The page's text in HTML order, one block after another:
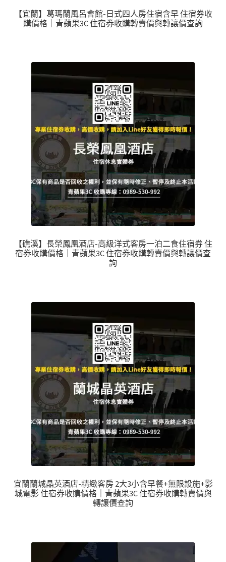
【宜蘭】葛瑪蘭風呂會館-日式四人房住宿含早 住宿券收
購價格｜青蘋果3C 住宿券收購轉賣價與轉讓價查詢
【礁溪】長榮鳳凰酒店-高級洋式客房一泊二食住宿券 住
宿券收購價格｜青蘋果3C 住宿券收購轉賣價與轉讓價查
詢
宜蘭蘭城晶英酒店-精緻客房 2大3小含早餐+無限設施+影
城電影 住宿券收購價格｜青蘋果3C 住宿券收購轉賣價與
轉讓價查詢